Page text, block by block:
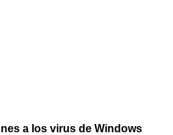
a los virus de Windows